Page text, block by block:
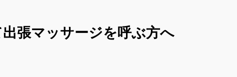
張マッサージを呼ぶ方へ